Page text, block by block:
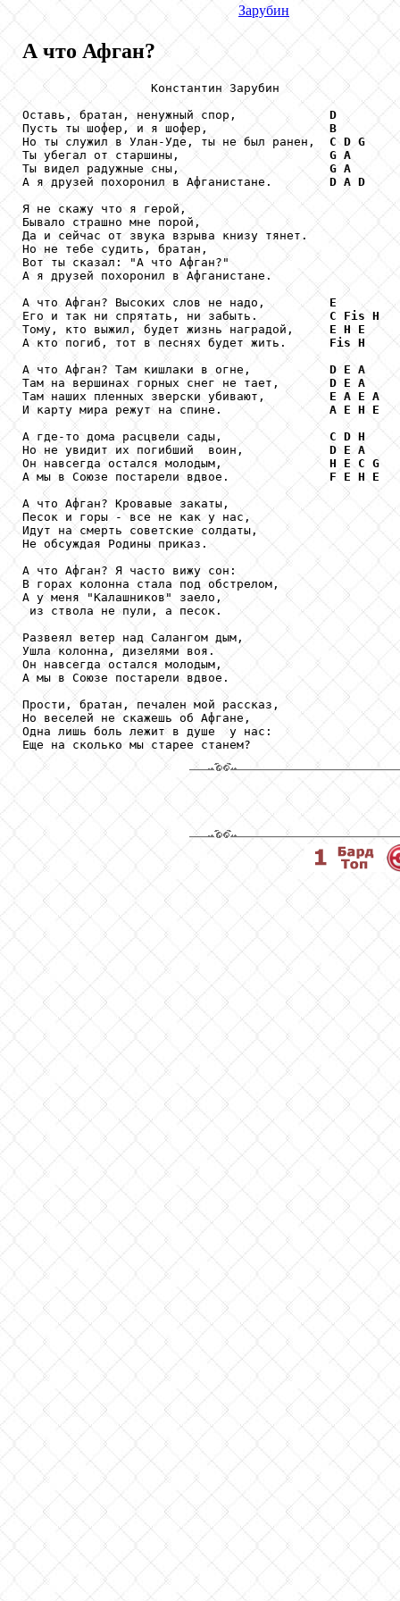
Зарубин
А что Афган?
                  Константин Зарубин
Оставь, братан, ненужный спор, D
Пусть ты шофер, и я шофер, B
Но ты служил в Улан-Уде, ты не был ранен, C D G
Ты убегал от старшины, G A
Ты видел радужные сны, G A
А я друзей похоронил в Афганистане. D A D
Я не скажу что я герой,
Бывало страшно мне порой,
Да и сейчас от звука взрыва книзу тянет.
Но не тебе судить, братан,
Вот ты сказал: "А что Афган?"
А я друзей похоронил в Афганистане.
А что Афган? Высоких слов не надо, E
Его и так ни спрятать, ни забыть. C Fis H
Тому, кто выжил, будет жизнь наградой, E H
E
А кто погиб, тот в песнях будет жить. Fis H
А что Афган? Там кишлаки в огне, D E A
Там на вершинах горных снег не тает, D E A
Там наших пленных зверски убивают, E A E A
И карту мира режут на спине. A E H
E
А где-то дома расцвели сады, C D H
Но не увидит их погибший  воин, D E A
Он навсегда остался молодым, H E C G
А мы в Союзе постарели вдвое. F E H
E
А что Афган? Кровавые закаты,
Песок и горы - все не как у нас,
Идут на смерть советские солдаты,
Не обсуждая Родины приказ.
А что Афган? Я часто вижу сон:
В горах колонна стала под обстрелом,
А у меня "Калашников" заело,
из ствола не пули, а песок.
Развеял ветер над Салангом дым,
Ушла колонна, дизелями воя.
Он навсегда остался молодым,
А мы в Союзе постарели вдвое.
Прости, братан, печален мой рассказ,
Но веселей не скажешь об Афгане,
Одна лишь боль лежит в душе  у нас:
Еще на сколько мы старее станем?